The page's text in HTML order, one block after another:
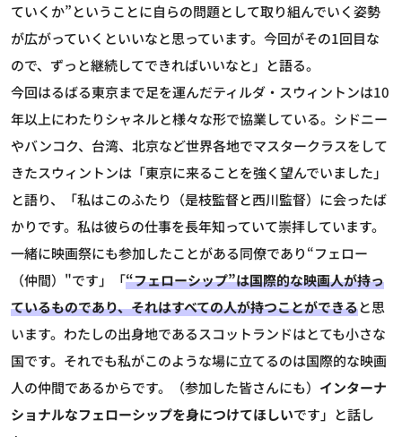
ていくか”ということに自らの問題として取り組んでいく姿勢
が広がっていくといいなと思っています。今回がその1回目な
ので、ずっと継続してできればいいなと」と語る。
今回はるばる東京まで足を運んだティルダ・スウィントンは10
年以上にわたりシャネルと様々な形で協業している。シドニー
やバンコク、台湾、北京など世界各地でマスタークラスをして
きたスウィントンは「東京に来ることを強く望んでいました」
と語り、「私はこのふたり（是枝監督と西川監督）に会ったば
かりです。私は彼らの仕事を長年知っていて崇拝しています。
一緒に映画祭にも参加したことがある同僚であり“フェロー
（仲間）"です」「“フェローシップ”は国際的な映画人が持っ
ているものであり、それはすべての人が持つことができると思
います。わたしの出身地であるスコットランドはとても小さな
国です。それでも私がこのような場に立てるのは国際的な映画
人の仲間であるからです。（参加した皆さんにも） インターナ
ショナルなフェローシップを身につけてほしいです」と話し